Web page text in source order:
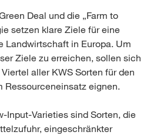
Deal und die „Farm to
setzen klare Ziele für eine
Landwirtschaft in Europa. Um
Ziele zu erreichen, sollen sich
aller KWS Sorten für den
Ressourceneinsatz eignen.
Input-Varieties sind Sorten, die
eingeschränkter